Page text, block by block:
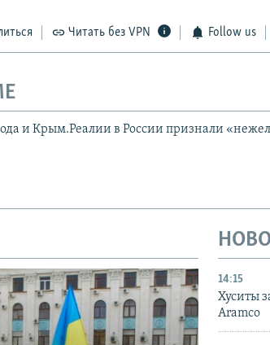
Читать без VPN Follow us
и Крым.Реалии в России признали
14:15
Хуситы
Aramco